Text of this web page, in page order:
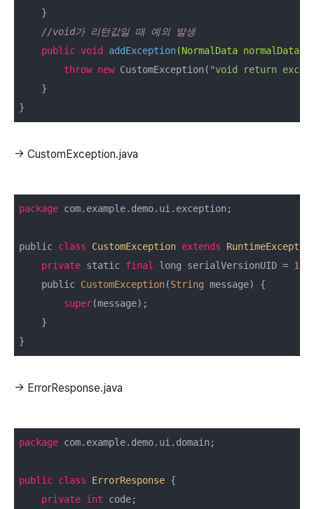
    }
//void가 리턴값일 때 예외 발생
public void addException(NormalData normalData)
throw new CustomException( "void return
    }
}
→ CustomException.java
package com.example.demo.ui.exception;
public class CustomException extends
private static final long serialVersionUID = 1
    public
CustomException(String message) {
super(message);
    }
}
→ ErrorResponse.java
package com.example.demo.ui.domain;
public class ErrorResponse {
private int code;